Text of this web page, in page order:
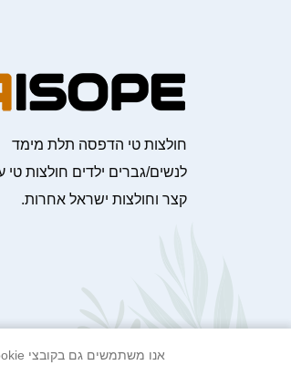
חולצות טי הדפסה תלת מימד
לנשים/גברים ילדים חולצות טי
קצר וחולצות ישראל אחרות.